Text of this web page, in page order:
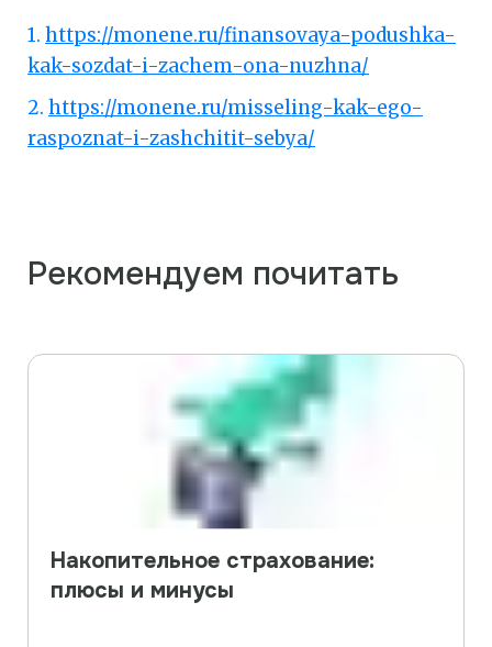
1. https://monene.ru/finansovaya-podushka-
kak-sozdat-i-zachem-ona-nuzhna/
2. https://monene.ru/misseling-kak-ego-
raspoznat-i-zashchitit-sebya/
Рекомендуем почитать
Накопительное страхование:
плюсы и минусы